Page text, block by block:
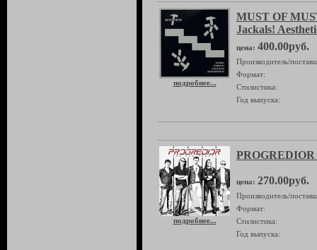
подробнее...
MUST OF
Jackals!
цена: 400.00руб.
Производитель/
Формат:
Стилистика:
Год выпуска:
подробнее...
цена: 270.00руб.
Производитель/
Формат:
Стилистика:
Год выпуска: